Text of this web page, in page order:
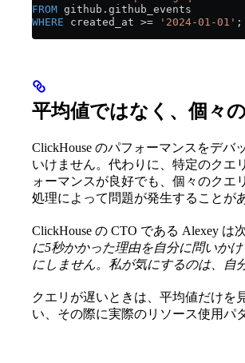
FROM github . github_events
WHERE created_at >= '2024-01-01' ;
平均値ではなく、個々
ClickHouse のパフォーマンスをデ
いけません。代わりに、特定のクエ
ォーマンスが良好でも、個々のクエ
処理によって問題が発生することが
ClickHouse の CTO である Alexey は
に5秒かかった理由を自分に問いか
にしません。私が気にするのは、自
クエリが遅いときは、平均値だけを
い、その際に実際のリソース使用パ